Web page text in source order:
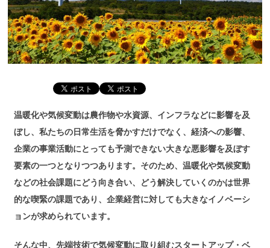
温暖化や気候変動は農作物や水資源、インフラなどに影響を及
ぼし、私たちの日常生活を脅かすだけでなく、経済への影響、
企業の事業活動にとっても予測できない大きな悪影響を及ぼす
要素の一つとなりつつあります。そのため、温暖化や気候変動
などの社会課題にどう向き合い、どう解決していくのかは世界
的な喫緊の課題であり、企業経営に対しても大きなイノベーシ
ョンが求められています。
そんな中、先端技術で気候変動に取り組むスタートアップ・ベ